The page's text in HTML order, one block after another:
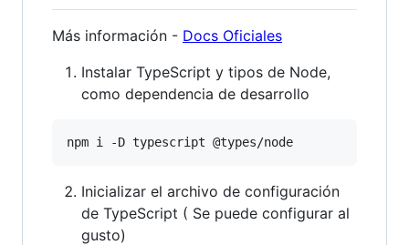
Más información - Docs Oficiales
Instalar TypeScript y tipos de Node,
como dependencia de desarrollo
Inicializar el archivo de configuración
de TypeScript ( Se puede configurar al
gusto)